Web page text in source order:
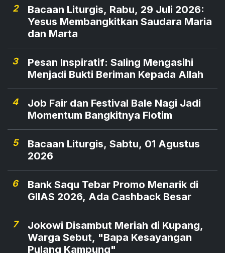
S.H. terkait sosok almarhum Brigjen Pol drs’ Anton
Enga Tifaona melalui tayangan video saat seminar
Auditorium Mutiara di Gedung PTIK Jakarta
Selatan Sabtu (27/1) pagi.
2
Bacaan Liturgis, Rabu, 29 Juli 2026:
Yesus Membangkitkan Saudara Maria
dan Marta
3
Pesan Inspiratif: Saling Mengasihi
Menjadi Bukti Beriman Kepada Allah
4
Job Fair dan Festival Bale Nagi Jadi
Momentum Bangkitnya Flotim
5
Bacaan Liturgis, Sabtu, 01 Agustus
2026
6
Bank Saqu Tebar Promo Menarik di
GIIAS 2026, Ada Cashback Besar
7
Jokowi Disambut Meriah di Kupang,
Warga Sebut, "Bapa Kesayangan
Pulang Kampung"